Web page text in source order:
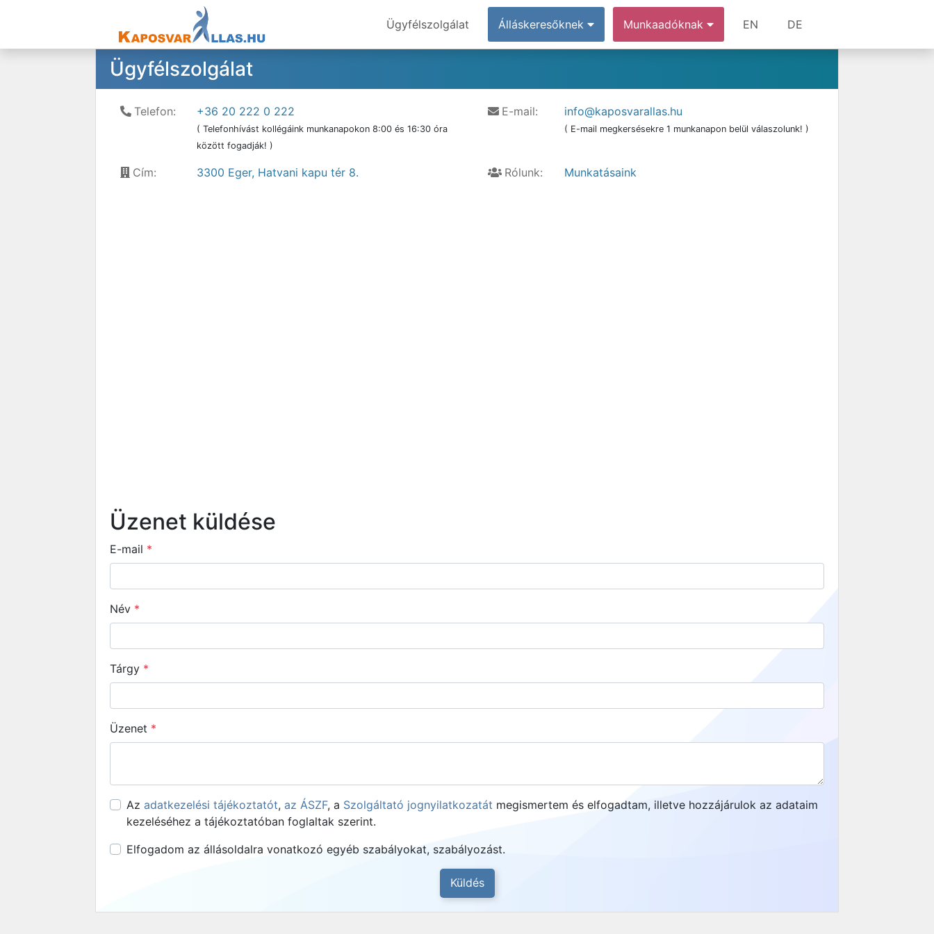
Ügyfélszolgálat Álláskeresőknek Munkaadóknak EN DE
Ügyfélszolgálat
Telefon: +36 20 222 0 222
( Telefonhívást kollégáink munkanapokon 8:00 és 16:30 óra
között fogadják! )
E-mail: info@kaposvarallas.hu
( E-mail megkersésekre 1 munkanapon belül válaszolunk! )
Cím: 3300 Eger, Hatvani kapu tér 8. Rólunk: Munkatásaink
Üzenet küldése
E-mail *
Név *
Tárgy *
Üzenet *
Az adatkezelési tájékoztatót, az ÁSZF, a Szolgáltató jognyilatkozatát megismertem és elfogadtam, illetve hozzájárulok az adataim
kezeléséhez a tájékoztatóban foglaltak szerint.
Elfogadom az állásoldalra vonatkozó egyéb szabályokat, szabályozást.